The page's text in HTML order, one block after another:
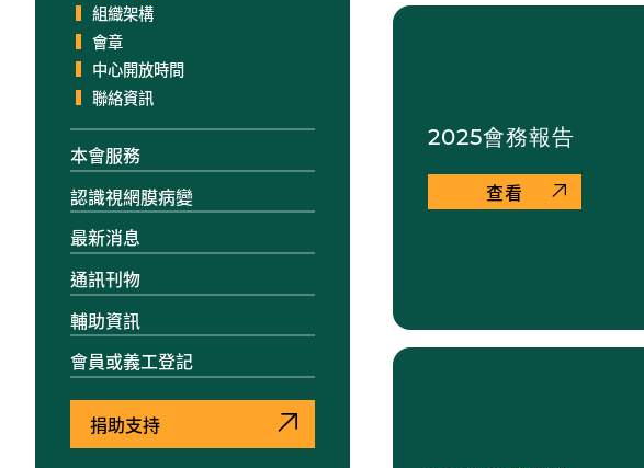
組織架構
會章
中心開放時間
聯絡資訊
本會服務
認識視網膜病變
最新消息
通訊刊物
輔助資訊
會員或義工登記
捐助支持
2025會務報告
查看